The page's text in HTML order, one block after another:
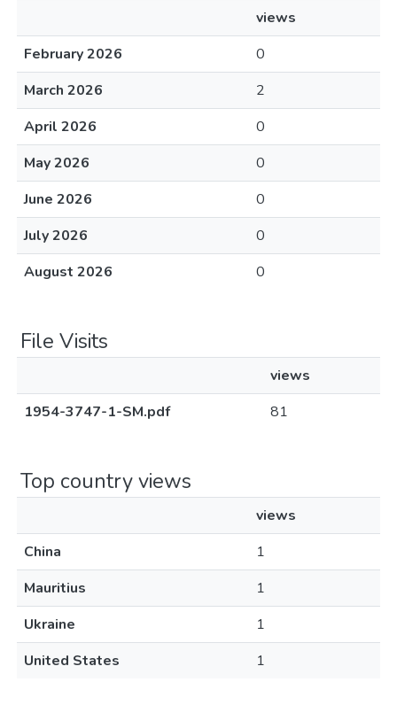
views
February 2026
0
March 2026
2
April 2026
0
May 2026
0
June 2026
0
July 2026
0
August 2026
0
File Visits
views
1954-3747-1-SM.pdf
81
Top country views
views
China
1
Mauritius
1
Ukraine
1
United States
1